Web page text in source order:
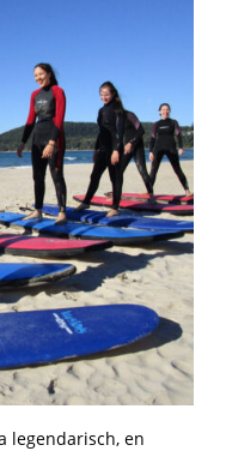
legendarisch, en